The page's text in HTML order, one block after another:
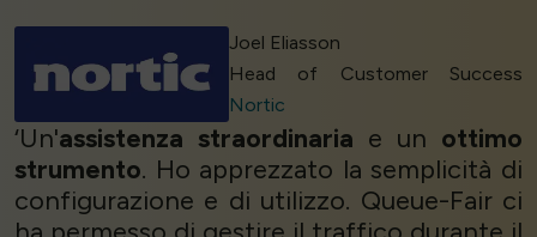
Joel Eliasson
Head of Customer Success
Nortic
‘Un'assistenza straordinaria e un ottimo
strumento. Ho apprezzato la semplicità di
configurazione e di utilizzo. Queue-Fair ci